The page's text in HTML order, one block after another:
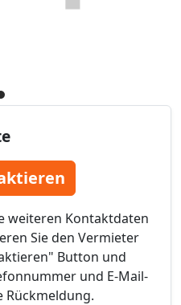
weiteren Kontaktdaten
Sie den Vermieter
Button und
und E-Mail-
Rückmeldung.